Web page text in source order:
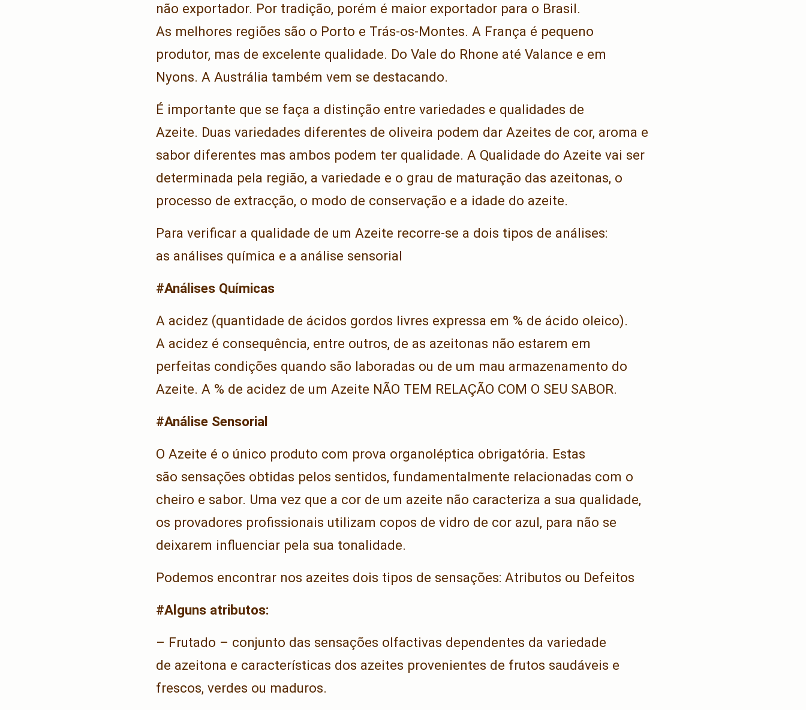
não exportador. Por tradição, porém é maior exportador para o Brasil.
As melhores regiões são o Porto e Trás-os-Montes. A França é pequeno
produtor, mas de excelente qualidade. Do Vale do Rhone até Valance e em
Nyons. A Austrália também vem se destacando.
É importante que se faça a distinção entre variedades e qualidades de
Azeite. Duas variedades diferentes de oliveira podem dar Azeites de cor, aroma e
sabor diferentes mas ambos podem ter qualidade. A Qualidade do Azeite vai ser
determinada pela região, a variedade e o grau de maturação das azeitonas, o
processo de extracção, o modo de conservação e a idade do azeite.
Para verificar a qualidade de um Azeite recorre-se a dois tipos de análises:
as análises química e a análise sensorial
#Análises Químicas
A acidez (quantidade de ácidos gordos livres expressa em % de ácido oleico).
A acidez é consequência, entre outros, de as azeitonas não estarem em
perfeitas condições quando são laboradas ou de um mau armazenamento do
Azeite. A % de acidez de um Azeite NÃO TEM RELAÇÃO COM O SEU SABOR.
#Análise Sensorial
O Azeite é o único produto com prova organoléptica obrigatória. Estas
são sensações obtidas pelos sentidos, fundamentalmente relacionadas com o
cheiro e sabor. Uma vez que a cor de um azeite não caracteriza a sua qualidade,
os provadores profissionais utilizam copos de vidro de cor azul, para não se
deixarem influenciar pela sua tonalidade.
Podemos encontrar nos azeites dois tipos de sensações: Atributos ou Defeitos
#Alguns atributos:
– Frutado – conjunto das sensações olfactivas dependentes da variedade
de azeitona e características dos azeites provenientes de frutos saudáveis e
frescos, verdes ou maduros.